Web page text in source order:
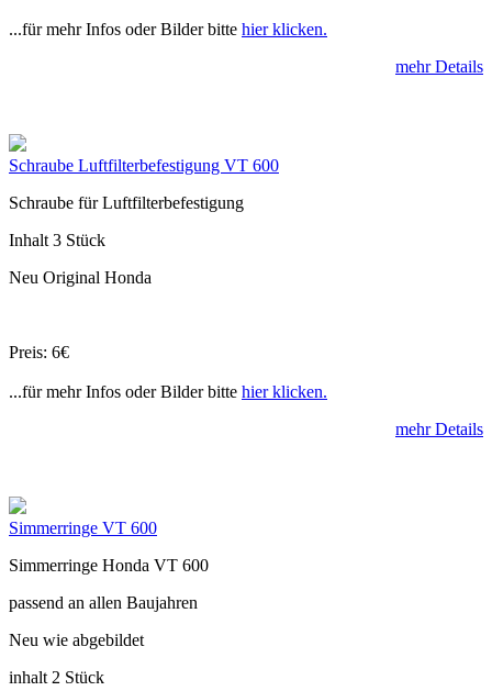
...für mehr Infos oder Bilder bitte hier klicken.
mehr Details
Schraube Luftfilterbefestigung VT 600
Schraube für Luftfilterbefestigung
Inhalt 3 Stück
Neu Original Honda
Preis: 6€
...für mehr Infos oder Bilder bitte hier klicken.
mehr Details
Simmerringe VT 600
Simmerringe Honda VT 600
passend an allen Baujahren
Neu wie abgebildet
inhalt 2 Stück